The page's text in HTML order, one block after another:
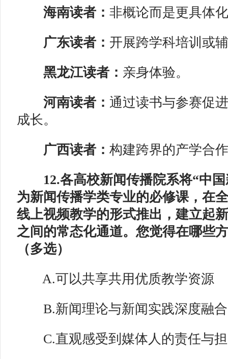
海南读者： 非概论而是更具体
广东读者： 开展跨学科培训或
黑龙江读者： 亲身体验。
河南读者： 通过读书与参赛促
成长。
广西读者： 构建跨界的产学合
12.各高校新闻传播院系将“中国
为新闻传播学类专业的必修课，在
线上视频教学的形式推出，建立起
之间的常态化通道。您觉得在哪些
（多选）
A.可以共享共用优质教学资源
B.新闻理论与新闻实践深度融合
C.直观感受到媒体人的责任与